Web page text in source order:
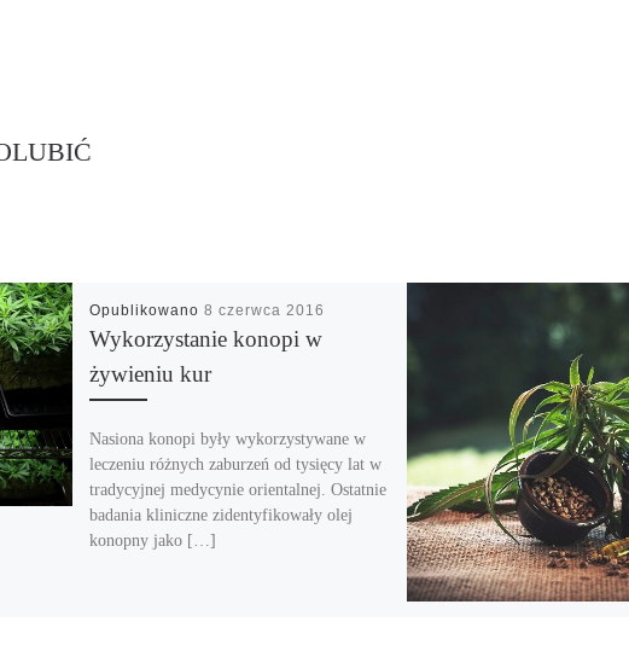
Opublikowano 8 czerwca 2016
Wykorzystanie konopi w
żywieniu kur
Nasiona konopi były wykorzystywane w
leczeniu różnych zaburzeń od tysięcy lat w
tradycyjnej medycynie orientalnej. Ostatnie
badania kliniczne zidentyfikowały olej
konopny jako […]